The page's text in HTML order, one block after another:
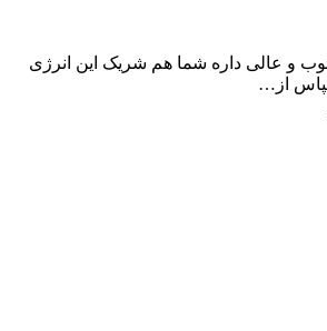
خوب و عالی داره شما هم شریک این انرژی
از…